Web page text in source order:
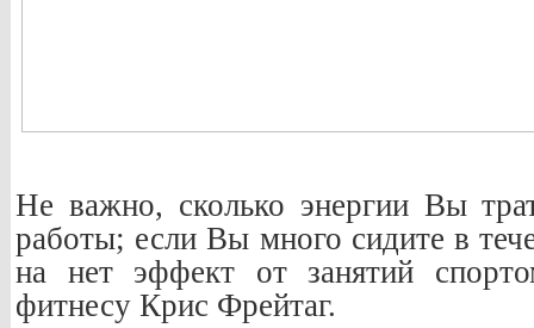
Не важно, сколько энергии Вы
работы; если Вы много сидите в
на нет эффект от занятий
фитнесу Крис Фрейтаг.